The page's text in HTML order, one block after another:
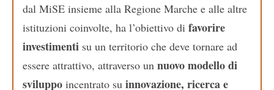
dal MiSE insieme alla Regione Marche e alle altre
istituzioni coinvolte, ha l’obiettivo di favorire
investimenti su un territorio che deve tornare ad
essere attrattivo, attraverso un nuovo modello di
sviluppo incentrato su innovazione, ricerca e